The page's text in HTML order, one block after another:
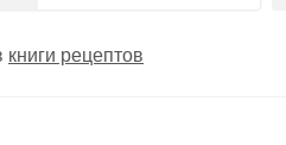
книги рецептов